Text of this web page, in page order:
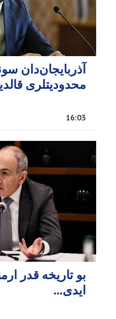
آذربایجان‌دان
محدودیتلری
16:03
بو تاریخه قدر
ایدی...